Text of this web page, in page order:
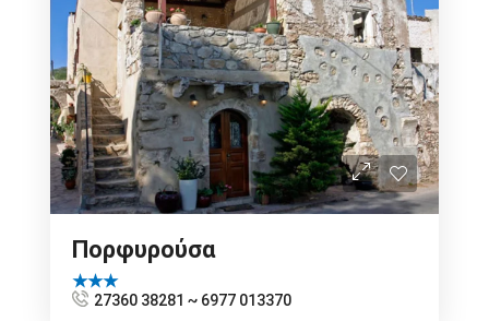
Πορφυρούσα
★★★
27360 38281 ~ 6977 013370